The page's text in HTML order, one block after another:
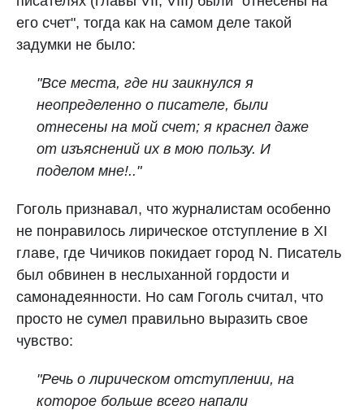
его счет", тогда как на самом деле такой
задумки не было:
"Все места, где ни заикнулся я
неопределенно о писателе, были
отнесены на мой счет; я краснел даже
от изъяснений их в мою пользу. И
поделом мне!.."
Гоголь признавал, что журналистам особенно
не понравилось лирическое отступление в XI
главе, где Чичиков покидает город N. Писатель
был обвинен в неслыханной гордости и
самонадеянности. Но сам Гоголь считал, что
просто не сумел правильно выразить свое
чувство:
"Речь о лирическом отступлении, на
которое больше всего напали